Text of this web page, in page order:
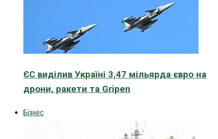
ЄС виділив Україні 3,47 мільярда євро на
дрони, ракети та Gripen
Бізнес